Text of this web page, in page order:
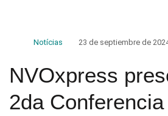
Notícias 23 de septiembre de
NVOxpress
2da